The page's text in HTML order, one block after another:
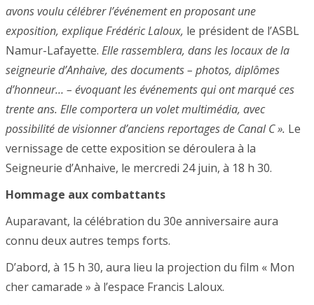
avons voulu célébrer l’événement en proposant une
exposition, explique Frédéric Laloux, le président de l’ASBL
Namur-Lafayette. Elle rassemblera, dans les locaux de la
seigneurie d’Anhaive, des documents – photos, diplômes
d’honneur… – évoquant les événements qui ont marqué ces
trente ans. Elle comportera un volet multimédia, avec
possibilité de visionner d’anciens reportages de Canal C ». Le
vernissage de cette exposition se déroulera à la
Seigneurie d’Anhaive, le mercredi 24 juin, à 18 h 30.
Hommage aux combattants
Auparavant, la célébration du 30e anniversaire aura
connu deux autres temps forts.
D’abord, à 15 h 30, aura lieu la projection du film « Mon
cher camarade » à l’espace Francis Laloux.